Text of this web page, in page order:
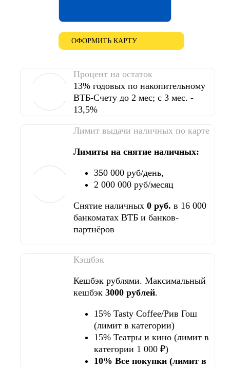
ОФОРМИТЬ КАРТУ
Процент на остаток
13% годовых по накопительному
ВТБ-Счету до 2 мес; с 3 мес. -
13,5%
Лимит выдачи наличных по карте
Лимиты на снятие наличных:
350 000 руб/день,
2 000 000 руб/месяц
Снятие наличных 0 руб. в 16 000
банкоматах ВТБ и банков-
партнёров
Кэшбэк
Кешбэк рублями. Максимальный
кешбэк 3000 рублей.
15% Tasty Coffee/Рив Гош
(лимит в категории)
15% Театры и кино (лимит в
категории 1 000 ₽)
10% Все покупки (лимит в